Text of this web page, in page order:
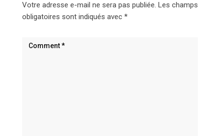
Votre adresse e-mail ne sera pas publiée. Les champs
obligatoires sont indiqués avec *